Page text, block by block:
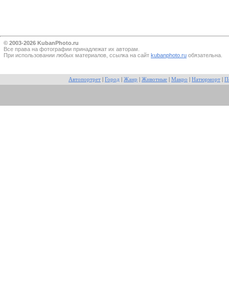
© 2003-2026 KubanPhoto.ru
Все прaва на фотографии принадлежат их авторам.
При использовании любых материалов, ссылка на сайт kubanphoto.ru обязательна.
Автопортрет Город Жанр Животные Макро Натюрморт